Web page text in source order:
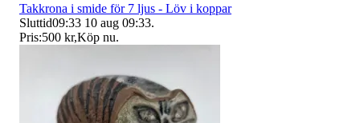
Takkrona i smide för 7 ljus - Löv i koppar
Sluttid09:33 10 aug 09:33.
Pris:500 kr,Köp nu.